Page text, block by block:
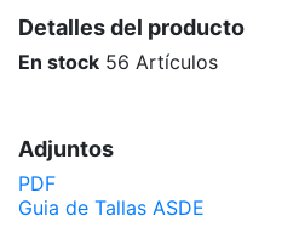
Detalles del producto
En stock 56 Artículos
Adjuntos
PDF
Guia de Tallas ASDE